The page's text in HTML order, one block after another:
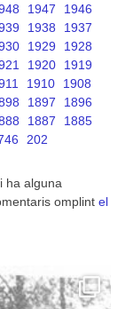
1947
1946
1938
1937
1929
1928
1920
1919
1910
1908
1897
1896
1887
1885
202
ha alguna
omplint el